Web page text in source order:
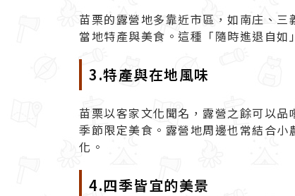
苗栗的露營地多靠近市區，如南庄、
當地特產與美食。這種「隨時進退自
3.特產與在地風味
苗栗以客家文化聞名，露營之餘可以
季節限定美食。露營地周邊也常結合
化。
4.四季皆宜的美景